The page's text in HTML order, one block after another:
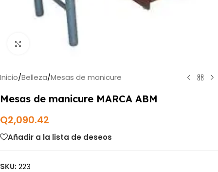
Haga clic para ampliar
Inicio/Belleza/Mesas de manicure
Mesas de manicure MARCA ABM
Q2,090.42
Añadir a la lista de deseos
SKU: 223